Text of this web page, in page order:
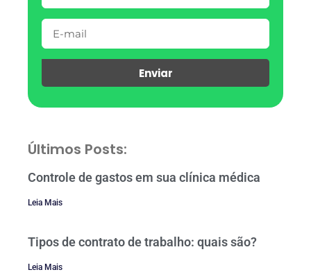
Enviar
Últimos Posts:
Controle de gastos em sua clínica médica
Leia Mais
Tipos de contrato de trabalho: quais são?
Leia Mais